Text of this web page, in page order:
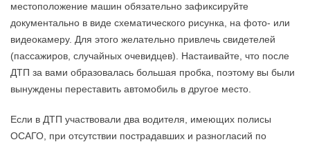
местоположение машин обязательно зафиксируйте
документально в виде схематического рисунка, на фото- или
видеокамеру. Для этого желательно привлечь свидетелей
(пассажиров, случайных очевидцев). Настаивайте, что после
ДТП за вами образовалась большая пробка, поэтому вы были
вынуждены переставить автомобиль в другое место.
Если в ДТП участвовали два водителя, имеющих полисы
ОСАГО, при отсутствии пострадавших и разногласий по